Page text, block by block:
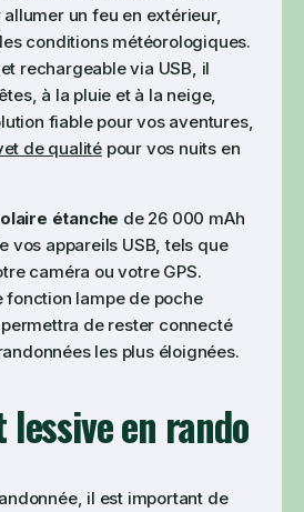
un feu en extérieur,
conditions météorologiques.
rechargeable via USB, il
à la pluie et à la neige,
fiable pour vos aventures,
de qualité pour vos nuits en
étanche de 26 000 mAh
vos appareils USB, tels que
caméra ou votre GPS.
fonction lampe de poche
de rester connecté
les plus éloignées.
lessive en rando
il est important de